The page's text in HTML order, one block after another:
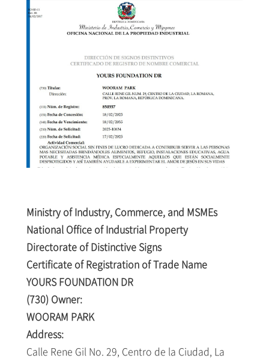
Ministry of Industry, Commerce, and MSMEs
National Office of Industrial Property
Directorate of Distinctive Signs
Certificate of Registration of Trade Name
YOURS FOUNDATION DR
(730) Owner:
WOORAM PARK
Address:
Calle Rene Gil No. 29, Centro de la Ciudad, La